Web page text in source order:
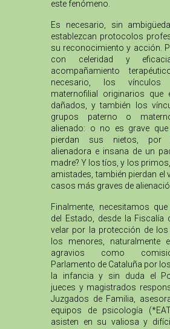
este fenómeno.
Es necesario, sin
establezcan protocolos
su reconocimiento y acción.
con celeridad y
acompañamiento
necesario, los
maternofilial originarios que
dañados, y también los
grupos paterno o
alienado: o no es grave
pierdan sus nietos, por
alienadora e insana de un
madre? Y los tíos, y los
amistades, también pierdan el
casos más graves de
Finalmente, necesitamos
del Estado, desde la Fiscalía
velar por la protección de
los menores, naturalmente
agravios como
Parlamento de Cataluña por
la infancia y sin duda el
jueces y magistrados
Juzgados de Familia,
equipos de psicología
asisten en su valiosa y